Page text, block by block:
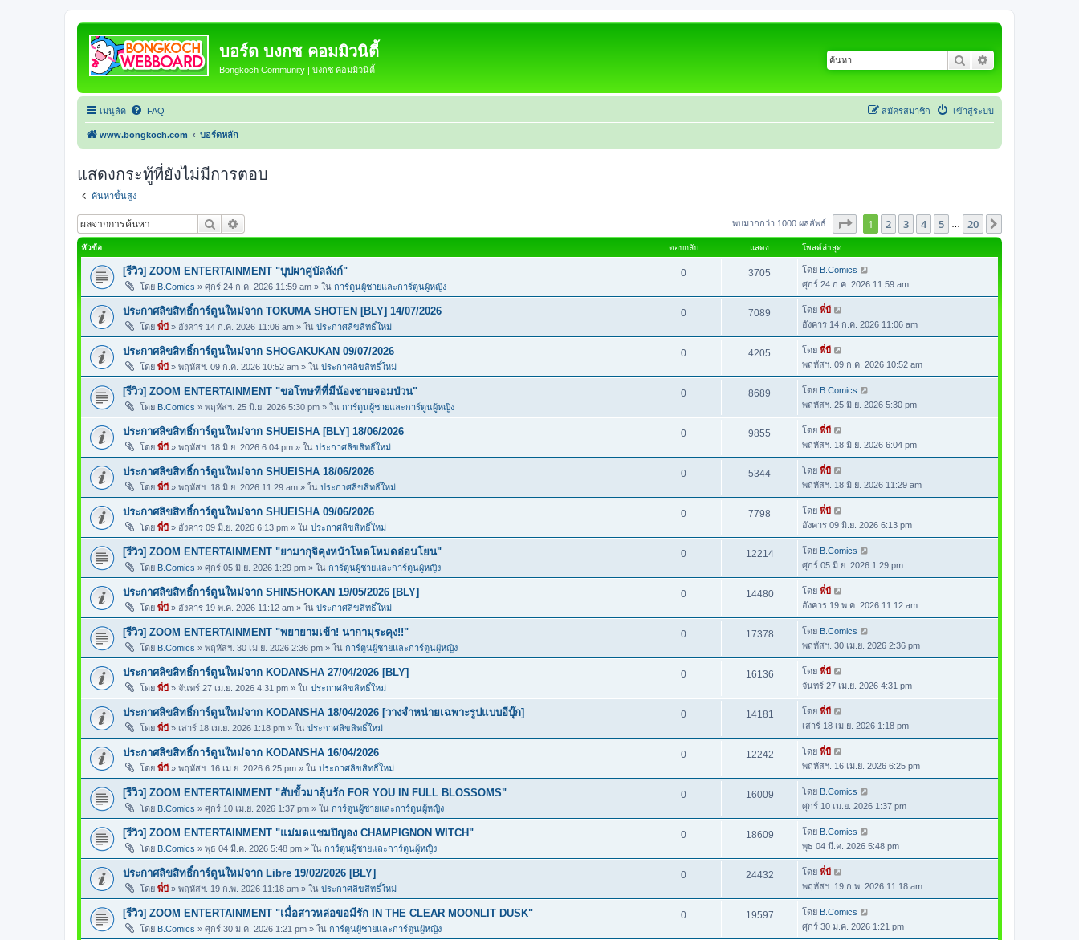
บอร์ด บงกช คอมมิวนิตี้
Bongkoch Community | บงกช คอมมิวนิตี้
ค้นหา
เมนูลัด FAQ เข้าสู่ระบบ
สมัครสมาชิก
www.bongkoch.com บอร์ดหลัก
แสดงกระทู้ที่ยังไม่มีการตอบ
ค้นหาขั้นสูง
ค้นหา พบมากกว่า 1000 ผลลัพธ์ หน้า จากทั้งหมด 20
1 2 3 4 5 20
หัวข้อ ตอบกลับ แสดง โพสต์ล่าสุด
[รีวิว] ZOOM ENTERTAINMENT "บุปผาคู่บัลลังก์"
โดย B.Comics » ศุกร์ 24 ก.ค. 2026 11:59 am » ใน การ์ตูนผู้ชายและการ์ตูนผู้หญิง
0 3705 โดย B.Comics
ศุกร์ 24 ก.ค. 2026 11:59 am
ประกาศลิขสิทธิ์การ์ตูนใหม่จาก TOKUMA SHOTEN [BLY] 14/07/2026
โดย พี่บี » อังคาร 14 ก.ค. 2026 11:06 am » ใน ประกาศลิขสิทธิ์ใหม่
0 7089 โดย พี่บี
อังคาร 14 ก.ค. 2026 11:06 am
ประกาศลิขสิทธิ์การ์ตูนใหม่จาก SHOGAKUKAN 09/07/2026
โดย พี่บี » พฤหัสฯ. 09 ก.ค. 2026 10:52 am » ใน ประกาศลิขสิทธิ์ใหม่
0 4205 โดย พี่บี
พฤหัสฯ. 09 ก.ค. 2026 10:52 am
[รีวิว] ZOOM ENTERTAINMENT "ขอโทษทีที่มีน้องชายจอมป่วน"
โดย B.Comics » พฤหัสฯ. 25 มิ.ย. 2026 5:30 pm » ใน การ์ตูนผู้ชายและการ์ตูนผู้หญิง
0 8689 โดย B.Comics
พฤหัสฯ. 25 มิ.ย. 2026 5:30 pm
ประกาศลิขสิทธิ์การ์ตูนใหม่จาก SHUEISHA [BLY] 18/06/2026
โดย พี่บี » พฤหัสฯ. 18 มิ.ย. 2026 6:04 pm » ใน ประกาศลิขสิทธิ์ใหม่
0 9855 โดย พี่บี
พฤหัสฯ. 18 มิ.ย. 2026 6:04 pm
ประกาศลิขสิทธิ์การ์ตูนใหม่จาก SHUEISHA 18/06/2026
โดย พี่บี » พฤหัสฯ. 18 มิ.ย. 2026 11:29 am » ใน ประกาศลิขสิทธิ์ใหม่
0 5344 โดย พี่บี
พฤหัสฯ. 18 มิ.ย. 2026 11:29 am
ประกาศลิขสิทธิ์การ์ตูนใหม่จาก SHUEISHA 09/06/2026
โดย พี่บี » อังคาร 09 มิ.ย. 2026 6:13 pm » ใน ประกาศลิขสิทธิ์ใหม่
0 7798 โดย พี่บี
อังคาร 09 มิ.ย. 2026 6:13 pm
[รีวิว] ZOOM ENTERTAINMENT "ยามากุจิคุงหน้าโหดโหมดอ่อนโยน"
โดย B.Comics » ศุกร์ 05 มิ.ย. 2026 1:29 pm » ใน การ์ตูนผู้ชายและการ์ตูนผู้หญิง
0 12214 โดย B.Comics
ศุกร์ 05 มิ.ย. 2026 1:29 pm
ประกาศลิขสิทธิ์การ์ตูนใหม่จาก SHINSHOKAN 19/05/2026 [BLY]
โดย พี่บี » อังคาร 19 พ.ค. 2026 11:12 am » ใน ประกาศลิขสิทธิ์ใหม่
0 14480 โดย พี่บี
อังคาร 19 พ.ค. 2026 11:12 am
[รีวิว] ZOOM ENTERTAINMENT "พยายามเข้า! นากามุระคุง!!"
โดย B.Comics » พฤหัสฯ. 30 เม.ย. 2026 2:36 pm » ใน การ์ตูนผู้ชายและการ์ตูนผู้หญิง
0 17378 โดย B.Comics
พฤหัสฯ. 30 เม.ย. 2026 2:36 pm
ประกาศลิขสิทธิ์การ์ตูนใหม่จาก KODANSHA 27/04/2026 [BLY]
โดย พี่บี » จันทร์ 27 เม.ย. 2026 4:31 pm » ใน ประกาศลิขสิทธิ์ใหม่
0 16136 โดย พี่บี
จันทร์ 27 เม.ย. 2026 4:31 pm
ประกาศลิขสิทธิ์การ์ตูนใหม่จาก KODANSHA 18/04/2026 [วางจำหน่ายเฉพาะรูปแบบอีบุ๊ก]
โดย พี่บี » เสาร์ 18 เม.ย. 2026 1:18 pm » ใน ประกาศลิขสิทธิ์ใหม่
0 14181 โดย พี่บี
เสาร์ 18 เม.ย. 2026 1:18 pm
ประกาศลิขสิทธิ์การ์ตูนใหม่จาก KODANSHA 16/04/2026
โดย พี่บี » พฤหัสฯ. 16 เม.ย. 2026 6:25 pm » ใน ประกาศลิขสิทธิ์ใหม่
0 12242 โดย พี่บี
พฤหัสฯ. 16 เม.ย. 2026 6:25 pm
[รีวิว] ZOOM ENTERTAINMENT "สับขั้วมาลุ้นรัก FOR YOU IN FULL BLOSSOMS"
โดย B.Comics » ศุกร์ 10 เม.ย. 2026 1:37 pm » ใน การ์ตูนผู้ชายและการ์ตูนผู้หญิง
0 16009 โดย B.Comics
ศุกร์ 10 เม.ย. 2026 1:37 pm
[รีวิว] ZOOM ENTERTAINMENT "แม่มดแชมปิญอง CHAMPIGNON WITCH"
โดย B.Comics » พุธ 04 มี.ค. 2026 5:48 pm » ใน การ์ตูนผู้ชายและการ์ตูนผู้หญิง
0 18609 โดย B.Comics
พุธ 04 มี.ค. 2026 5:48 pm
ประกาศลิขสิทธิ์การ์ตูนใหม่จาก Libre 19/02/2026 [BLY]
โดย พี่บี » พฤหัสฯ. 19 ก.พ. 2026 11:18 am » ใน ประกาศลิขสิทธิ์ใหม่
0 24432 โดย พี่บี
พฤหัสฯ. 19 ก.พ. 2026 11:18 am
[รีวิว] ZOOM ENTERTAINMENT "เมื่อสาวหล่อขอมีรัก IN THE CLEAR MOONLIT DUSK"
โดย B.Comics » ศุกร์ 30 ม.ค. 2026 1:21 pm » ใน การ์ตูนผู้ชายและการ์ตูนผู้หญิง
0 19597 โดย B.Comics
ศุกร์ 30 ม.ค. 2026 1:21 pm